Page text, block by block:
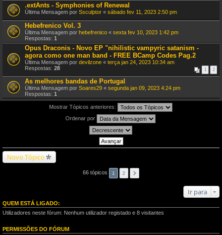
.extAnts - Symphonies of Renewal
Última Mensagem por Ssculptor « sábado fev 11, 2023 2:50 pm
Hebefrenico Vol. 3
Última Mensagem por hebefrenico « sexta fev 10, 2023 1:42 pm
Respostas: 1
Opus Draconis - Novo EP "nihilistic vampyric satanism -
agora como one man band - FREE BCamp Codes Pag.2
Última Mensagem por devilzone « terça jan 24, 2023 10:34 am
Respostas: 28 1 2
As melhores bandas de Portugal
Última Mensagem por Soares29 « segunda jan 09, 2023 4:24 pm
Respostas: 1
Mostrar Tópicos anteriores:
Ordenar por
Novo Tópico
66 tópicos 1 2
Ir para
QUEM ESTÁ LIGADO:
Utilizadores neste fórum: Nenhum utilizador registado e 8 visitantes
PERMISSÕES DO FÓRUM